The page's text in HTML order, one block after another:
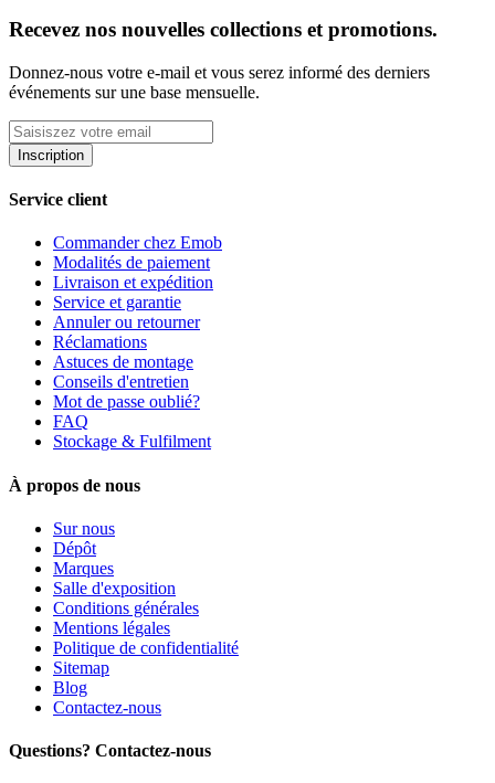
Recevez nos nouvelles collections et promotions.
Donnez-nous votre e-mail et vous serez informé des derniers
événements sur une base mensuelle.
Inscription
Service client
Commander chez Emob
Modalités de paiement
Livraison et expédition
Service et garantie
Annuler ou retourner
Réclamations
Astuces de montage
Conseils d'entretien
Mot de passe oublié?
FAQ
Stockage & Fulfilment
À propos de nous
Sur nous
Dépôt
Marques
Salle d'exposition
Conditions générales
Mentions légales
Politique de confidentialité
Sitemap
Blog
Contactez-nous
Questions? Contactez-nous